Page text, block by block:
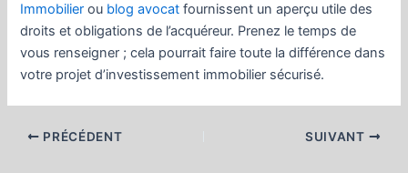
Immobilier ou blog avocat fournissent un aperçu utile des
droits et obligations de l’acquéreur. Prenez le temps de
vous renseigner ; cela pourrait faire toute la différence dans
votre projet d’investissement immobilier sécurisé.
NavigationPRÉCÉDENT SUIVANT